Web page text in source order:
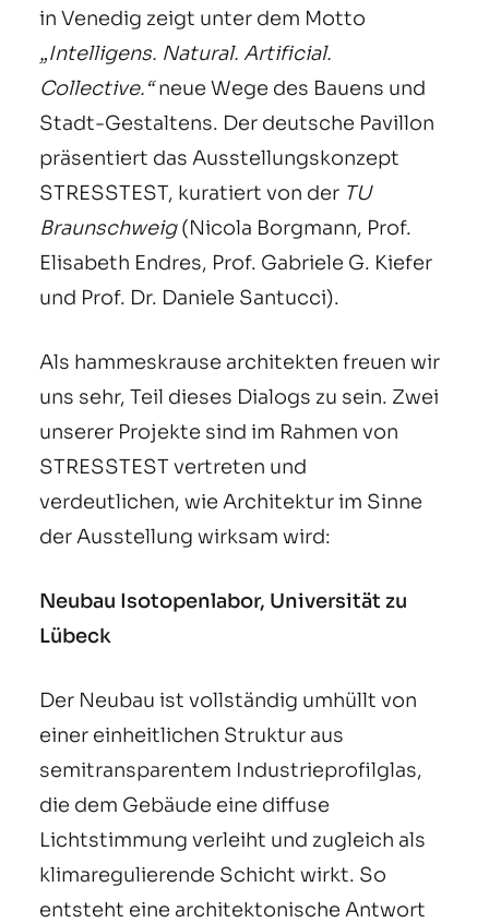
in Venedig zeigt unter dem Motto
„Intelligens. Natural. Artificial.
Collective.“neue Wege des Bauens und
Stadt-Gestaltens. Der deutsche Pavillon
präsentiert das Ausstellungskonzept
STRESSTEST, kuratiert von der TU
Braunschweig(Nicola Borgmann, Prof.
Elisabeth Endres, Prof. Gabriele G. Kiefer
und Prof. Dr. Daniele Santucci).
Als hammeskrause architekten freuen wir
uns sehr, Teil dieses Dialogs zu sein. Zwei
unserer Projekte sind im Rahmen von
STRESSTEST vertreten und
verdeutlichen, wie Architektur im Sinne
der Ausstellung wirksam wird:
Neubau Isotopenlabor, Universität zu
Lübeck
Der Neubau ist vollständig umhüllt von
einer einheitlichen Struktur aus
semitransparentem Industrieprofilglas,
die dem Gebäude eine diffuse
Lichtstimmung verleiht und zugleich als
klimaregulierende Schicht wirkt. So
entsteht eine architektonische Antwort